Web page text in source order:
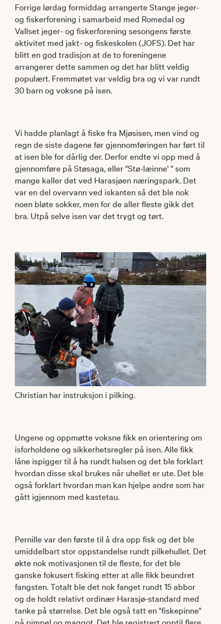
Forrige lørdag formiddag arrangerte Stange jeger-
og fiskerforening i samarbeid med Romedal og
Vallset jeger- og fiskerforening sesongens første
aktivitet med jakt- og fiskeskolen (JOFS). Det har
blitt en god tradisjon at de to foreningene
arrangerer dette sammen og det har blitt veldig
populært. Fremmøtet var veldig bra og vi var rundt
30 barn og voksne på isen.
Vi hadde planlagt å fiske fra Mjøsisen, men vind og
regn de siste dagene før gjennomføringen har ført til
at isen ble for dårlig der. Derfor endte vi opp med å
gjennomføre på Støsaga, eller "Stø-læinne' " som
mange kaller det ved Harasjøen næringspark. Det
var en del overvann ved iskanten så det ble nok
noen bløte sokker, men for de aller fleste gikk det
bra. Utpå selve isen var det trygt og tørt.
Christian har instruksjon i pilking.
Ungene og oppmøtte voksne fikk en orientering om
isforholdene og sikkerhetsregler på isen. Alle fikk
låne ispigger til å ha rundt halsen og det ble forklart
hvordan disse skal brukes når uhellet er ute. Det ble
også forklart hvordan man kan hjelpe andre som har
gått igjennom med kastetau.
Pernille var den første til å dra opp fisk og det ble
umiddelbart stor oppstandelse rundt pilkehullet. Det
økte nok motivasjonen til de fleste, for det ble
ganske fokusert fisking etter at alle fikk beundret
fangsten. Totalt ble det nok fanget rundt 15 abbor
og de holdt relativt ordinær Harasjø-standard med
tanke på størrelse. Det ble også tatt en "fiskepinne"